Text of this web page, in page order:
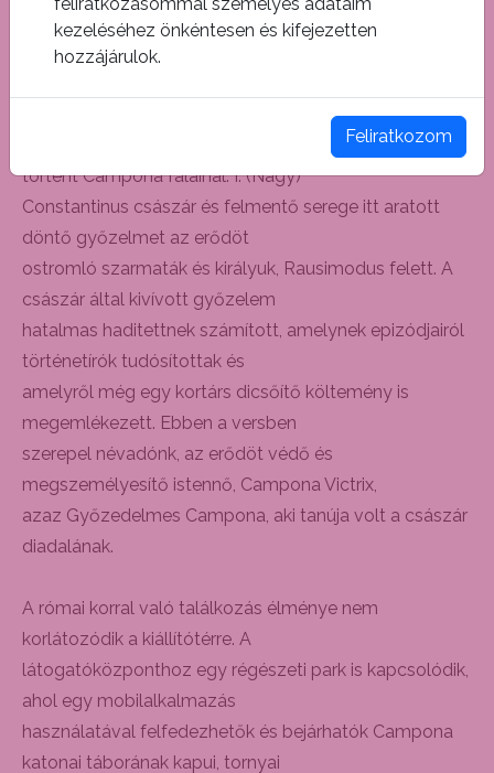
találkozhatnak a lovassági gyakorlatok
látványos forgatagával és a római lovasíjászok
Kr. u. 322-ben egy birodalmi jelentőségű esemény
történt Campona falainál. I. (Nagy)
Constantinus császár és felmentő serege itt aratott
döntő győzelmet az erődöt
ostromló szarmaták és királyuk, Rausimodus felett. A
császár által kivívott győzelem
hatalmas haditettnek számított, amelynek epizódjairól
történetírók tudósítottak és
amelyről még egy kortárs dicsőítő költemény is
megemlékezett. Ebben a versben
szerepel névadónk, az erődöt védő és
megszemélyesítő istennő, Campona Victrix,
azaz Győzedelmes Campona, aki tanúja volt a császár
diadalának.
A római korral való találkozás élménye nem
korlátozódik a kiállítótérre. A
látogatóközponthoz egy régészeti park is kapcsolódik,
ahol egy mobilalkalmazás
használatával felfedezhetők és bejárhatók Campona
katonai táborának kapui, tornyai
kezeléséhez önkéntesen és kifejezetten
hozzájárulok.
Feliratkozom